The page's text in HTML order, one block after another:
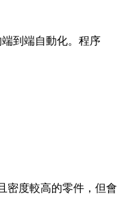
到端自動化。程序
密度較高的零件，但會